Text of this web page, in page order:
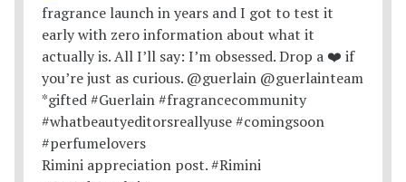
Rimini appreciation post. #Rimini